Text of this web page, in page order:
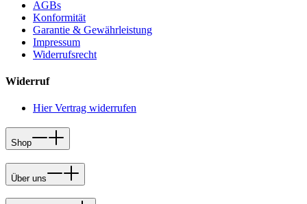
AGBs
Konformität
Garantie & Gewährleistung
Impressum
Widerrufsrecht
Widerruf
Hier Vertrag widerrufen
Shop
Über uns